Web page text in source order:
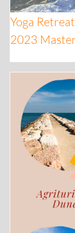
Yoga
2023